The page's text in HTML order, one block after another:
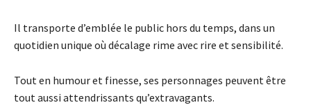
Il transporte d’emblée le public hors du temps, dans un
quotidien unique où décalage rime avec rire et sensibilité.
Tout en humour et finesse, ses personnages peuvent etre
tout aussi attendrissants qu’extravagants.